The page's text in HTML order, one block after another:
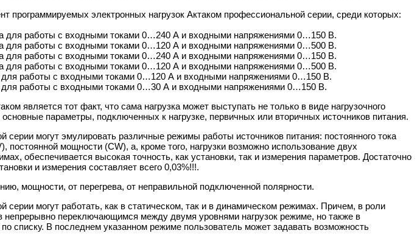
электронных нагрузок Актаком профессиональной серии, среди которых:
для работы с входными токами 0…240 А и входными напряжениями 0…150 В.
для работы с входными токами 0…120 А и входными напряжениями 0…500 В.
для работы с входными токами 0…240 А и входными напряжениями 0…150 В.
для работы с входными токами 0…120 А и входными напряжениями 0…500 В.
работы с входными токами 0…120 А и входными напряжениями 0…150 В.
работы с входными токами 0…30 А и входными напряжениями 0…150 В.
является тот факт, что сама нагрузка может выступать не только в виде нагрузочного
параметры, подключенных к нагрузке, первичных или вторичных источников питания.
могут эмулировать различные режимы работы источников питания: постоянного тока
постоянной мощности (CW), а, кроме того, нагрузки возможно использование двух
обеспечивается высокая точность, как установки, так и измерения параметров. Достаточно
и измерения составляет всего 0,03%!!!.
мощности, от перегрева, от неправильной подключенной полярности.
могут работать, как в статическом, так и в динамическом режимах. Причем, в роли
непрерывно переключающимся между двумя уровнями нагрузок режиме, но также в
списку. В последнем указанном режиме пользователь может задавать возможность